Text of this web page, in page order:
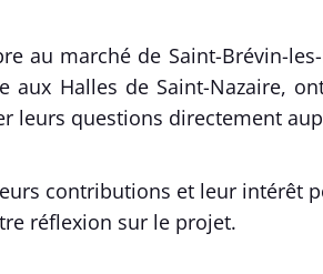
au marché de Saint-Brévin-
aux Halles de Saint-Nazaire,
leurs questions directement
contributions et leur intérêt
réflexion sur le projet.